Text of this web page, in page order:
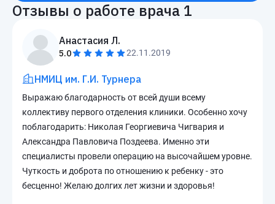
Отзывы о работе врача 1
Анастасия Л.
5.0 22.11.2019
НМИЦ им. Г.И. Турнера
Выражаю благодарность от всей души всему
коллективу первого отделения клиники. Особенно хочу
поблагодарить: Николая Георгиевича Чигвария и
Александра Павловича Поздеева. Именно эти
специалисты провели операцию на высочайшем уровне.
Чуткость и доброта по отношению к ребенку - это
бесценно! Желаю долгих лет жизни и здоровья!